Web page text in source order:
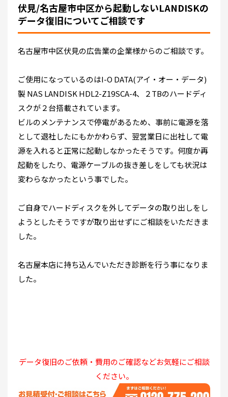
伏見/名古屋市中区から起動しないLANDISKの
データ復旧についてご相談です
名古屋市中区伏見の広告業の企業様からのご相談です。
ご使用になっているのはI-O DATA(アイ・オー・データ)
製 NAS LANDISK HDL2-Z19SCA-4、２TBのハードディ
スクが２台搭載されています。
ビルのメンテナンスで停電があるため、事前に電源を落
として退社したにもかかわらず、翌営業日に出社して電
源を入れると正常に起動しなかったそうです。何度か再
起動をしたり、電源ケーブルの抜き差しをしても状況は
変わらなかったという事でした。
ご自身でハードディスクを外してデータの取り出しをし
ようとしたそうですが取り出せずにご相談をいただきま
した。
名古屋本店に持ち込んでいただき診断を行う事になりま
した。
データ復旧のご依頼・費用のご確認などお気軽にご相談
ください。